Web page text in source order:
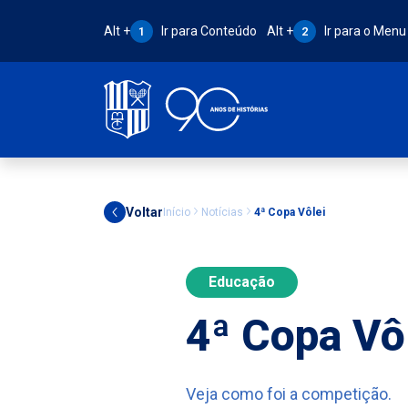
Atalho Alt + 1:
Alt + 1 Ir para Conteúdo Atalho Alt + 2:
Alt + 2 Ir para o Menu
Voltar Início Notícias 4ª Copa Vôlei
Educação
4ª Copa
Veja como foi a competição.